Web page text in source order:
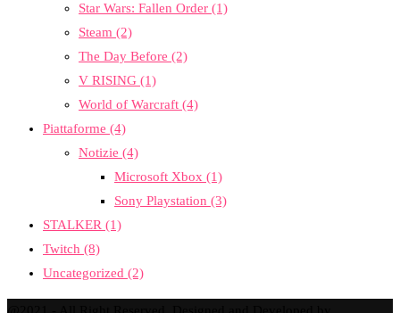
Star Wars: Fallen Order (1)
Steam (2)
The Day Before (2)
V RISING (1)
World of Warcraft (4)
Piattaforme (4)
Notizie (4)
Microsoft Xbox (1)
Sony Playstation (3)
STALKER (1)
Twitch (8)
Uncategorized (2)